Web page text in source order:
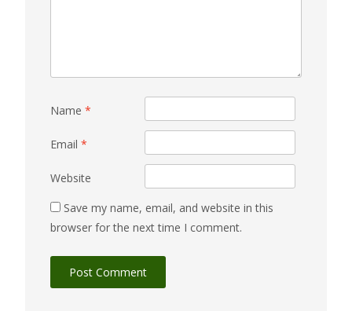
Name *
Email *
Website
Save my name, email, and website in this
browser for the next time I comment.